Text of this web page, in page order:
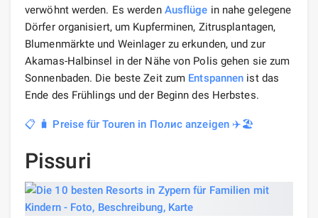
verwöhnt werden. Es werden Ausflüge in nahe gelegene
Dörfer organisiert, um Kupferminen, Zitrusplantagen,
Blumenmärkte und Weinlager zu erkunden, und zur
Akamas-Halbinsel in der Nähe von Polis gehen sie zum
Sonnenbaden. Die beste Zeit zum Entspannen ist das
Ende des Frühlings und der Beginn des Herbstes.
📋 🧳 Preise für Touren in Полис anzeigen ✈️🏖️
Pissuri